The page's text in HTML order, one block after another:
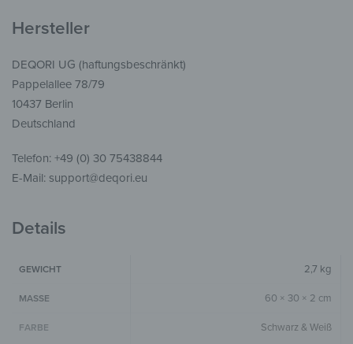
Hersteller
DEQORI UG (haftungsbeschränkt)
Pappelallee 78/79
10437 Berlin
Deutschland
Telefon: +49 (0) 30 75438844
E-Mail: support@deqori.eu
Details
GEWICHT 2,7 kg
MASSE 60 × 30 × 2 cm
FARBE Schwarz & Weiß